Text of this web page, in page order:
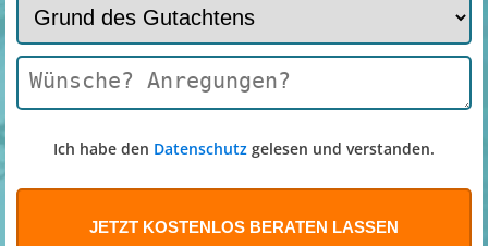
Ich habe den Datenschutz gelesen und verstanden.